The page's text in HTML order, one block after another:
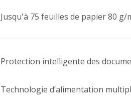
Jusqu'à 75 feuilles de papier 80 g/
Protection intelligente des
Technologie d’alimentation